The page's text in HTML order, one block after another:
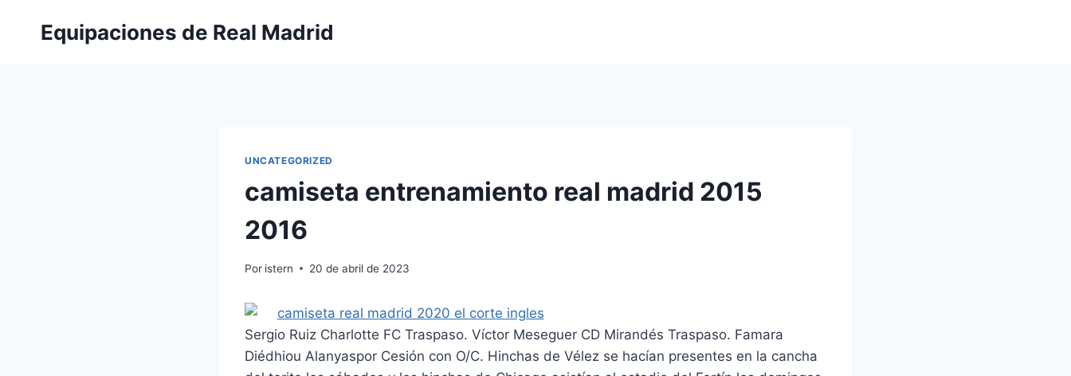
Equipaciones de Real Madrid
UNCATEGORIZED
camiseta entrenamiento real madrid 2015
2016
Por istern 20 de abril de 2023
Sergio Ruiz Charlotte FC Traspaso. Víctor Meseguer CD Mirandés Traspaso. Famara
Diédhiou Alanyaspor Cesión con O/C. Hinchas de Vélez se hacían presentes en la cancha